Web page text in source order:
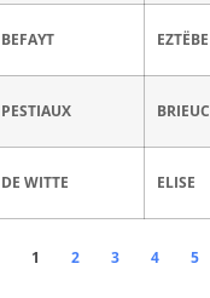
BEFAYT EZTËBE
PESTIAUX BRIEUC
DE WITTE ELISE
1 2 3 4 5